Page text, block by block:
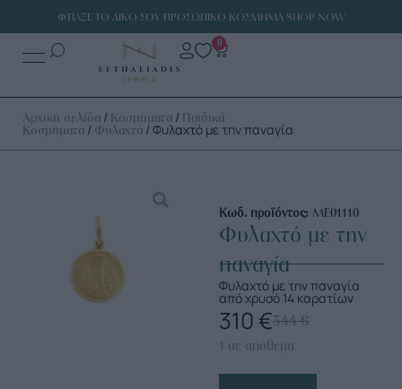
ΦΤΙΑΞΕ ΤΟ ΔΙΚΟ ΣΟΥ ΠΡΟΣΩΠΙΚΟ ΚΟΣΜΗΜΑ SHOP NOW
0
Αρχική σελίδα / Κοσμήματα / Παιδικά
Κοσμήματα / Φυλαχτά / Φυλαχτό με την παναγία
Κωδ. προϊόντος: ΜΕ01110
Φυλαχτό με την
παναγία
Φυλαχτό με την παναγία
από χρυσό 14 καρατίων
344€
310 €
1 σε απόθεμα